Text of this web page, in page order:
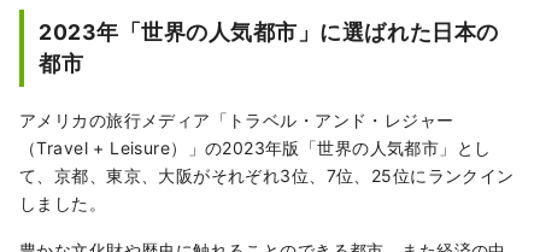
2023年「世界の人気都市」に選ばれた日本の
都市
アメリカの旅行メディア「トラベル・アンド・レジャー
（Travel + Leisure）」の2023年版「世界の人気都市」とし
て、京都、東京、大阪がそれぞれ3位、7位、25位にランクイン
しました。